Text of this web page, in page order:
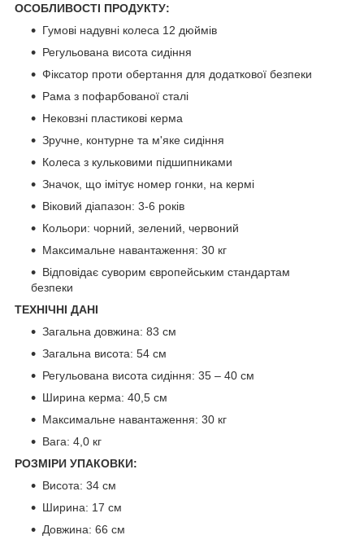
ОСОБЛИВОСТІ ПРОДУКТУ:
Гумові надувні колеса 12 дюймів
Регульована висота сидіння
Фіксатор проти обертання для додаткової безпеки
Рама з пофарбованої сталі
Нековзні пластикові керма
Зручне, контурне та м'яке сидіння
Колеса з кульковими підшипниками
Значок, що імітує номер гонки, на кермі
Віковий діапазон: 3-6 років
Кольори: чорний, зелений, червоний
Максимальне навантаження: 30 кг
Відповідає суворим європейським стандартам
безпеки
ТЕХНІЧНІ ДАНІ
Загальна довжина: 83 см
Загальна висота: 54 см
Регульована висота сидіння: 35 – 40 см
Ширина керма: 40,5 см
Максимальне навантаження: 30 кг
Вага: 4,0 кг
РОЗМІРИ УПАКОВКИ:
Висота: 34 см
Ширина: 17 см
Довжина: 66 см